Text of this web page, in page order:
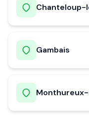
Chanteloup-
Gambais